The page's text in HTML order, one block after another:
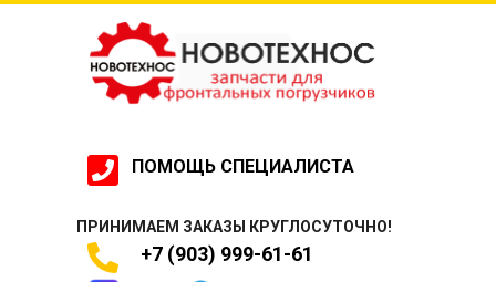
ПОМОЩЬ СПЕЦИАЛИСТА
ПРИНИМАЕМ ЗАКАЗЫ КРУГЛОСУТОЧНО!
+7 (903) 999-61-61